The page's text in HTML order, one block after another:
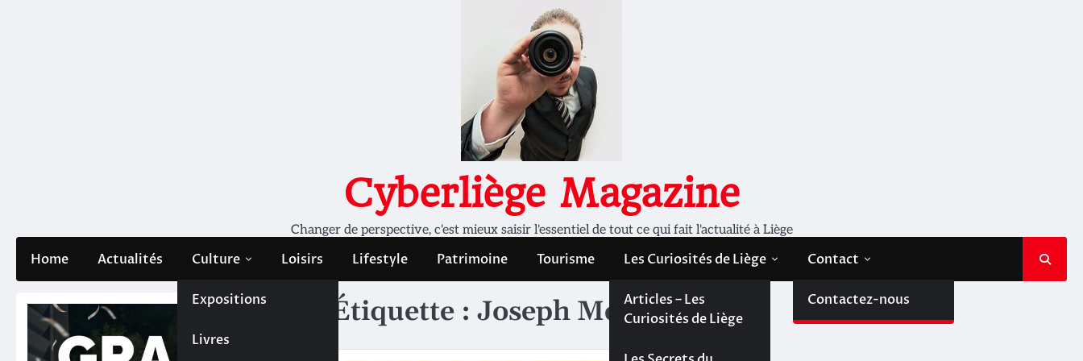
Cyberliège Magazine
Changer de perspective, c'est mieux saisir l'essentiel de tout ce qui fait l'actualité à Liège
Home Actualités Culture
Expositions
Livres
Loisirs Lifestyle Patrimoine Tourisme Les Curiosités de Liège
Les Curiosités de
Liège
Articles – Les
Curiosités de Liège
Contact
Contactez-nous
Étiquette :Joseph Merklin